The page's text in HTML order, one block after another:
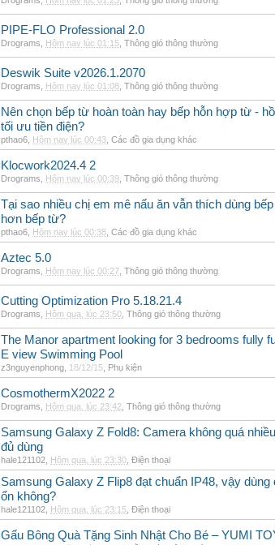
PIPE-FLO Professional 2.0
Drograms Hôm nay lúc 01:15 Thông gió thông thường
Deswik Suite v2026.1.2070
Drograms Hôm nay lúc 01:08 Thông gió thông thường
Nên chọn bếp từ hoàn toàn hay bếp hỗn hợp từ -
tối ưu tiền điện?
pthao6 Hôm nay lúc 00:43 Các đồ gia dụng khác
Klocwork2024.4 2
Drograms Hôm nay lúc 00:39 Thông gió thông thường
Tại sao nhiều chị em mê nấu ăn vẫn thích dùng
hơn bếp từ?
pthao6 Hôm nay lúc 00:38 Các đồ gia dụng khác
Aztec 5.0
Drograms Hôm nay lúc 00:27 Thông gió thông thường
Cutting Optimization Pro 5.18.21.4
Drograms Hôm qua, lúc 23:50 Thông gió thông thường
The Manor apartment looking for 3 bedrooms fully
E view Swimming Pool
z3nguyenphong 18/12/15 Phụ kiện
CosmothermX2022 2
Drograms Hôm qua, lúc 23:42 Thông gió thông thường
Samsung Galaxy Z Fold8: Camera không quá
đủ dùng
hale121102 Hôm qua, lúc 23:30 Điện thoại
Samsung Galaxy Z Flip8 đạt chuẩn IP48, vậy
ổn không?
hale121102 Hôm qua, lúc 23:15 Điện thoại
Gấu Bông Quà Tặng Sinh Nhật Cho Bé – YUMI